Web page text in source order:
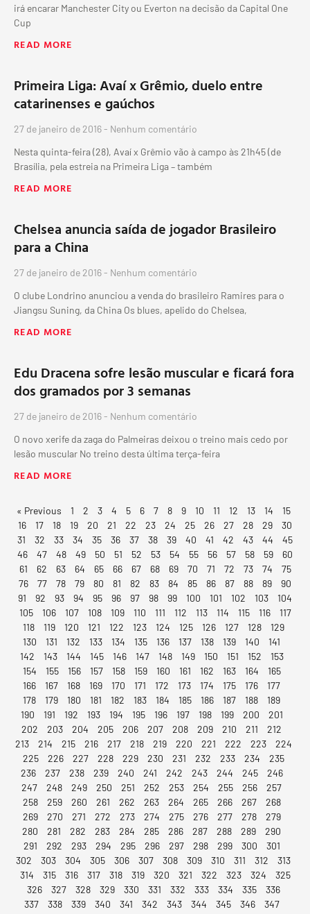
irá encarar Manchester City ou Everton na decisão da Capital One
Cup
READ MORE
Primeira Liga: Avaí x Grêmio, duelo entre
catarinenses e gaúchos
27 de janeiro de 2016
Nenhum comentário
Nesta quinta-feira (28), Avaí x Grêmio vão à campo às 21h45 (de
Brasília, pela estreia na Primeira Liga – também
READ MORE
Chelsea anuncia saída de jogador Brasileiro
para a China
27 de janeiro de 2016
Nenhum comentário
O clube Londrino anunciou a venda do brasileiro Ramires para o
Jiangsu Suning, da China Os blues, apelido do Chelsea,
READ MORE
Edu Dracena sofre lesão muscular e ficará fora
dos gramados por 3 semanas
27 de janeiro de 2016
Nenhum comentário
O novo xerife da zaga do Palmeiras deixou o treino mais cedo por
lesão muscular No treino desta última terça-feira
READ MORE
« Previous 1 2 3 4 5 6 7 8 9 10 11 12 13 14
15
16
17 18 19 20 21 22 23 24 25 26 27 28 29
30
31
32 33 34 35 36 37 38 39 40 41 42 43 44
45
46
47 48 49 50 51 52 53 54 55 56 57 58 59
60
61
62 63 64 65 66 67 68 69 70 71 72 73 74
75
76
77 78 79 80 81 82 83 84 85 86 87 88 89
90
91
92 93 94 95 96 97 98 99 100 101 102 103
104
105
106 107 108 109 110 111 112 113 114 115 116
117
118
119 120 121 122 123 124 125 126 127 128
129
130
131 132 133 134 135 136 137 138 139 140
141
142
143 144 145 146 147 148 149 150 151 152
153
154
155 156 157 158 159 160 161 162 163 164
165
166
167 168 169 170 171 172 173 174 175 176
177
178
179 180 181 182 183 184 185 186 187 188
189
190
191 192 193 194 195 196 197 198 199 200
201
202
203 204 205 206 207 208 209 210 211
212
213
214 215 216 217 218 219 220 221 222 223
224
225
226 227 228 229 230 231 232 233 234
235
236
237 238 239 240 241 242 243 244 245
246
247
248 249 250 251 252 253 254 255 256
257
258
259 260 261 262 263 264 265 266 267
268
269
270 271 272 273 274 275 276 277 278
279
280
281 282 283 284 285 286 287 288 289
290
291
292 293 294 295 296 297 298 299 300
301
302
303 304 305 306 307 308 309 310 311 312
313
314
315 316 317 318 319 320 321 322 323 324
325
326
327 328 329 330 331 332 333 334 335
336
337
338 339 340 341 342 343 344 345 346
347